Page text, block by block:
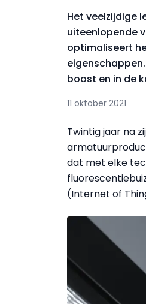
Het veelzijdige
uiteenlopende
optimaliseert
boost en in de
11 oktober 2021
Twintig jaar na
dat met elke
(Internet of